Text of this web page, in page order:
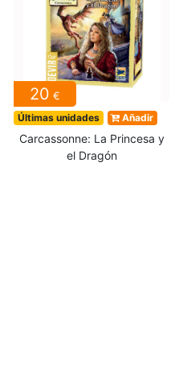
20 €
Últimas unidades Añadir
Carcassonne: La Princesa y
el Dragón